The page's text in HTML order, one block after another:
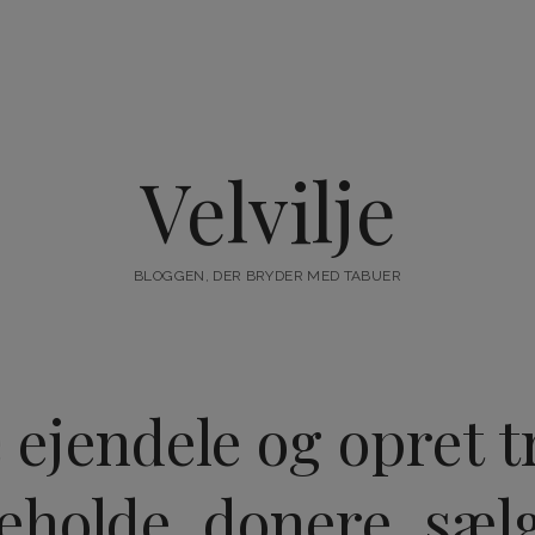
Velvilje
BLOGGEN, DER BRYDER MED TABUER
og opret